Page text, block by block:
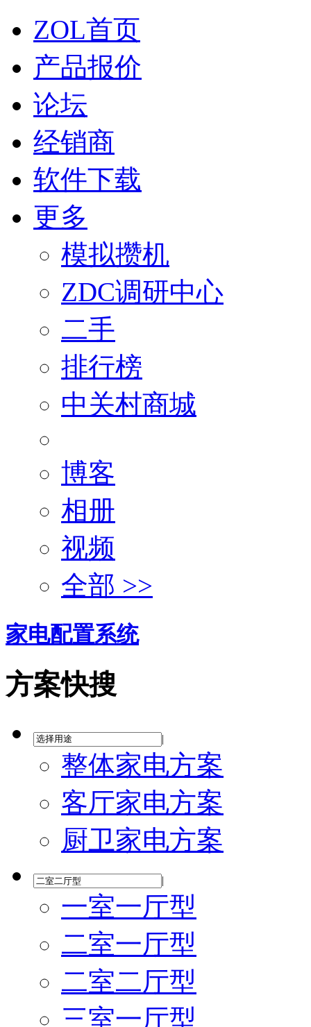
ZOL首页
产品报价
论坛
经销商
软件下载
更多
模拟攒机
ZDC调研中心
二手
排行榜
中关村商城
博客
相册
视频
全部 >>
家电配置系统
方案快搜
|
整体家电方案
客厅家电方案
厨卫家电方案
|
一室一厅型
二室一厅型
二室二厅型
三室一厅型